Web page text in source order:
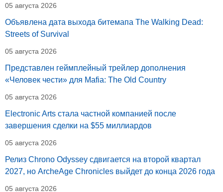
05 августа 2026
Объявлена дата выхода битемапа The Walking Dead:
Streets of Survival
05 августа 2026
Представлен геймплейный трейлер дополнения
«Человек чести» для Mafia: The Old Country
05 августа 2026
Electronic Arts стала частной компанией после
завершения сделки на $55 миллиардов
05 августа 2026
Релиз Chrono Odyssey сдвигается на второй квартал
2027, но ArcheAge Chronicles выйдет до конца 2026 года
05 августа 2026